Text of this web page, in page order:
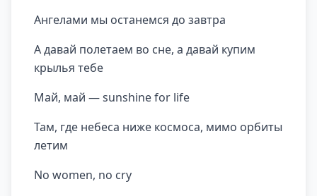
Ангелами мы останемся до завтра
А давай полетаем во сне, а давай купим
крылья тебе
Май, май — sunshine for life
Там, где небеса ниже космоса, мимо орбиты
летим
No women, no cry